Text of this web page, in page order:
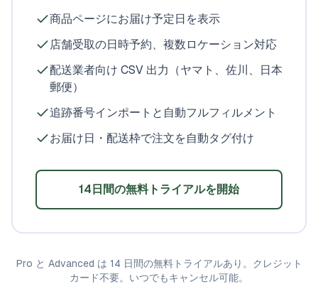
商品ページにお届け予定日を表示
店舗受取の日時予約、複数ロケーション対応
配送業者向け CSV 出力（ヤマト、佐川、日本
郵便）
追跡番号インポートと自動フルフィルメント
お届け日・配送枠で注文を自動タグ付け
14日間の無料トライアルを開始
Pro と Advanced は 14 日間の無料トライアルあり。クレジット
カード不要。いつでもキャンセル可能。